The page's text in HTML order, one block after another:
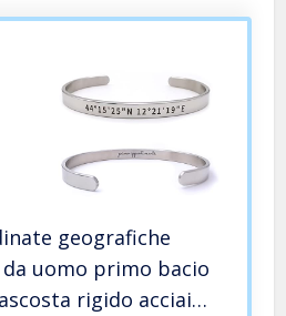
geografiche
uomo primo bacio
rigido acciaio